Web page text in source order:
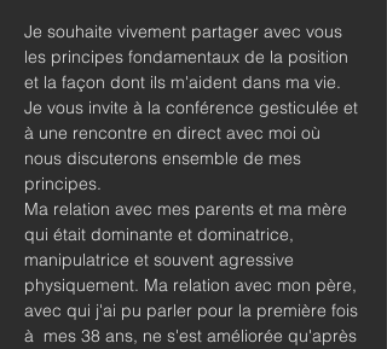
Je souhaite vivement partager avec vous
les principes fondamentaux de la position
et la façon dont ils m'aident dans ma vie.
Je vous invite à la conférence gesticulée et
à une rencontre en direct avec moi où
nous discuterons ensemble de mes
principes.
Ma relation avec mes parents et ma mère
qui était dominante et dominatrice,
manipulatrice et souvent agressive
physiquement. Ma relation avec mon père,
avec qui j'ai pu parler pour la première fois
à  mes 38 ans, ne s'est améliorée qu'après